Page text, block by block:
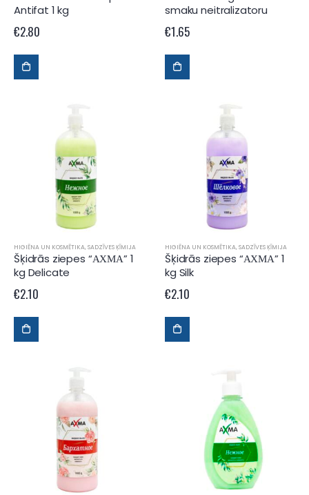
Antifat 1 kg
€2.80
smaku neitralizatoru
€1.65
HIGIĒNA UN KOSMĒTIKA, SADZĪVES ĶĪMIJA
Šķidrās ziepes “АХМА” 1
kg Delicate
€2.10
HIGIĒNA UN KOSMĒTIKA, SADZĪVES ĶĪMIJA
Šķidrās ziepes “АХМА” 1
kg Silk
€2.10